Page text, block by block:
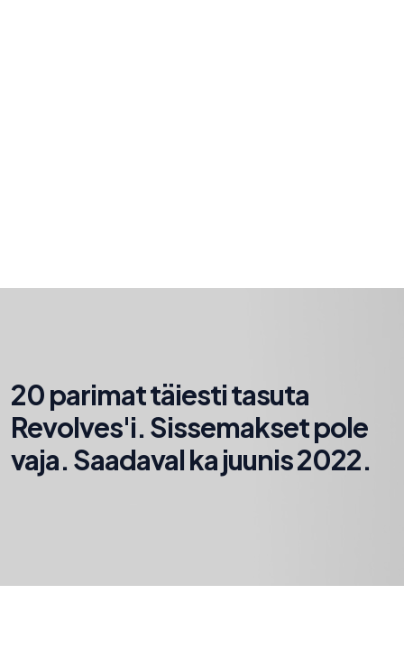
20 parimat täiesti tasuta
Revolves'i. Sissemakset pole
vaja. Saadaval ka juunis 2022.